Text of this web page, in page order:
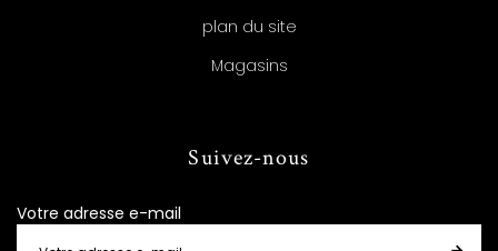
plan du site
Magasins
Suivez-nous
Votre adresse e-mail